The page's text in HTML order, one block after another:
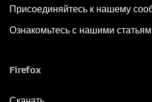
Присоединяйтесь к нашему
Ознакомьтесь с нашими
Firefox